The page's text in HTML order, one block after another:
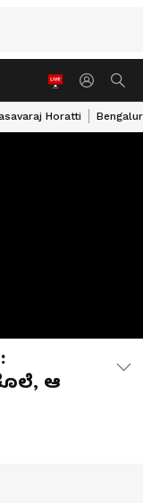
Horatti
ಆ